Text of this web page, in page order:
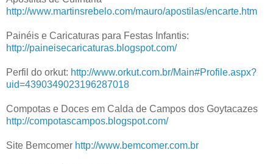
http://www.martinsrebelo.com/mauro/apostilas/encarte.htm
Painéis e Caricaturas para Festas Infantis:
http://paineisecaricaturas.blogspot.com/
Perfil do orkut: http://www.orkut.com.br/Main#Profile.aspx?
uid=4390349023196287018
Compotas e Doces em Calda de Campos dos Goytacazes
http://compotascampos.blogspot.com/
Site Bemcomer http://www.bemcomer.com.br